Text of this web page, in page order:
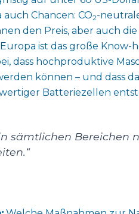
Chancen: CO2-
den Preis, aber auch
ist das große
dass hochproduktive
können – und dass
Batteriezellen
sämtlichen Bereichen